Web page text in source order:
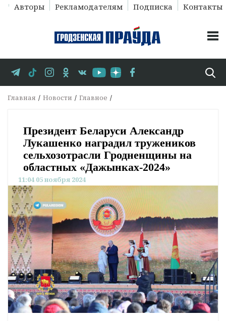
Авторы Рекламодателям Подписка Контакты
Главная Новости Главное
Президент Беларуси Александр
Лукашенко наградил тружеников
сельхозотрасли Гродненщины на
областных «Дажынках-2024»
11:04 05 ноября 2024